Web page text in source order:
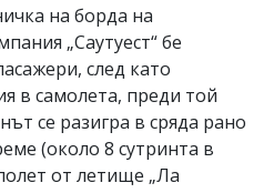
на борда на
„Саутуест“ бе
след като
в самолета, преди той
се разигра в сряда рано
(около 8 сутринта в
от летище „Ла